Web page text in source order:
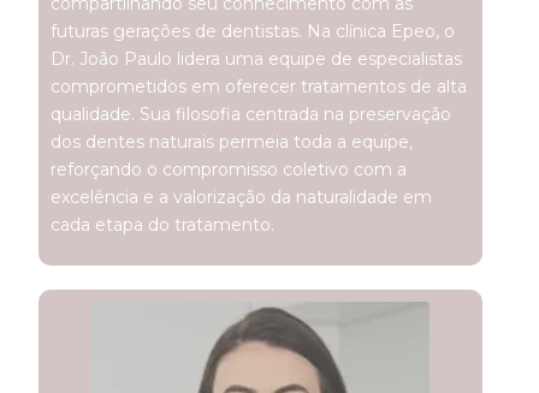
futuras gerações de dentistas. Na clínica Epeo, o
Dr. João Paulo lidera uma equipe de especialistas
comprometidos em oferecer tratamentos de alta
qualidade. Sua filosofia centrada na preservação
dos dentes naturais permeia toda a equipe,
reforçando o compromisso coletivo com a
excelência e a valorização da naturalidade em
cada etapa do tratamento.